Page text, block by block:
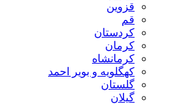
قزوین
قم
کردستان
کرمان
کرمانشاه
کهگلویه و بویر احمد
گلستان
گیلان